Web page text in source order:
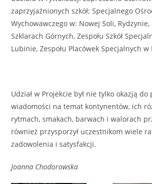
zaprzyjaźnionych szkół; Specjalnego
Wychowawczego w: Nowej Soli,
Szklarach Górnych, Zespołu Szkół
Lubinie, Zespołu Placówek Specjalnych w
Udział w Projekcie był nie tylko okazją do
wiadomości na temat kontynentów, ich
rytmach, smakach, barwach i walorach
również przysporzył uczestnikom wiele
zadowolenia i satysfakcji.
Joanna Chodorowska